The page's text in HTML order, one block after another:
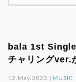
bala 1st
チャリングver.
12.May.2023 |MUSIC